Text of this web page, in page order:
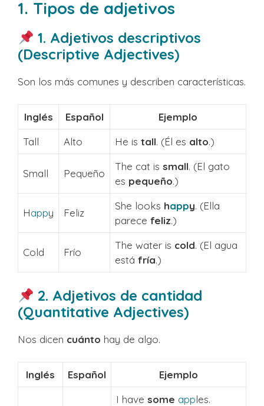
1. Tipos de adjetivos
1. Adjetivos descriptivos
(Descriptive Adjectives)
Son los más comunes y describen características.
Inglés Español
Ejemplo
Tall
Alto He is tall. (Él es alto.)
Small Pequeño
The cat is small. (El gato
es pequeño.)
Happy Feliz
She looks happy. (Ella
parece feliz.)
Cold Frío
The water is cold. (El agua
está fría.)
2. Adjetivos de cantidad
(Quantitative Adjectives)
Nos dicen cuánto hay de algo.
Inglés Español Ejemplo
I have some apples.